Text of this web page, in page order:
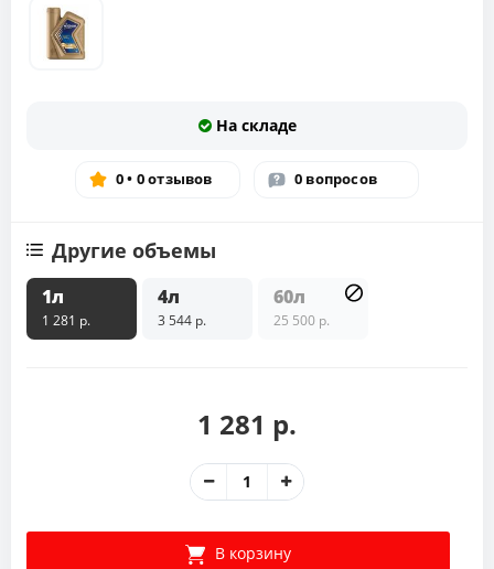
На складе
0 • 0 отзывов 0 вопросов
Другие объемы
1л
1 281 р.
4л
3 544 р.
60л
25 500 р.
1 281 р.
В корзину